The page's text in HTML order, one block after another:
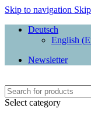
Skip to navigation
Deutsch
English (
Newsletter
Select category